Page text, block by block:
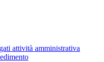
attività amministrativa